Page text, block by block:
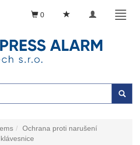
Toggle
0
Ochrana proti narušení